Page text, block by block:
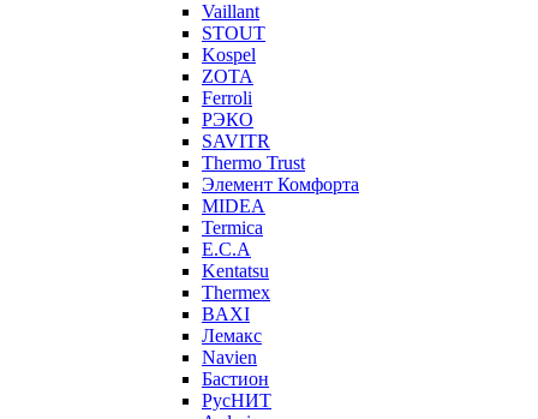
Vaillant
STOUT
Kospel
ZOTA
Ferroli
РЭКО
SAVITR
Thermo Trust
Элемент Комфорта
MIDEA
Termica
E.C.A
Kentatsu
Thermex
BAXI
Лемакс
Navien
Бастион
РусНИТ